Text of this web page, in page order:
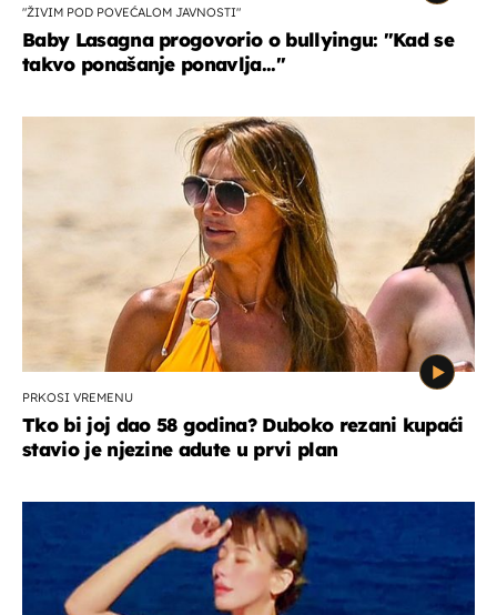
"ŽIVIM POD POVEĆALOM JAVNOSTI"
Baby Lasagna progovorio o bullyingu: "Kad se
takvo ponašanje ponavlja..."
PRKOSI VREMENU
Tko bi joj dao 58 godina? Duboko rezani kupaći
stavio je njezine adute u prvi plan